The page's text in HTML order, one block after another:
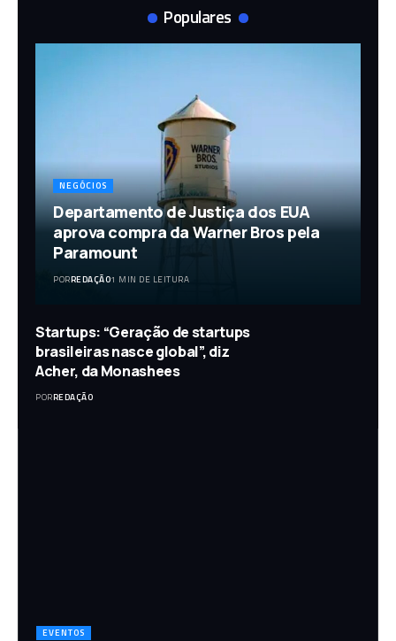
Populares
NEGÓCIOS
Departamento de Justiça dos EUA
aprova compra da Warner Bros pela
Paramount
PORREDAÇÃO1 MIN DE LEITURA
Startups: “Geração de startups
brasileiras nasce global”, diz
Acher, da Monashees
PORREDAÇÃO
EVENTOS